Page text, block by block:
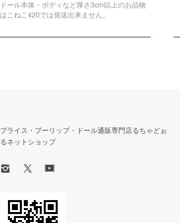
ドール本体・ボディなど厚さ3cm以上のお品物
はこねこ420では発送出来ません。
ブライス・プーリップ・ドール通販専門店るちゃどぉ
るネットショップ